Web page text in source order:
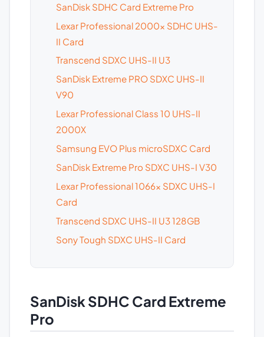
SanDisk SDHC Card Extreme Pro
Lexar Professional 2000x SDHC UHS-
II Card
Transcend SDXC UHS-II U3
SanDisk Extreme PRO SDXC UHS-II
V90
Lexar Professional Class 10 UHS-II
2000X
Samsung EVO Plus microSDXC Card
SanDisk Extreme Pro SDXC UHS-I V30
Lexar Professional 1066x SDXC UHS-I
Card
Transcend SDXC UHS-II U3 128GB
Sony Tough SDXC UHS-II Card
SanDisk SDHC Card Extreme
Pro